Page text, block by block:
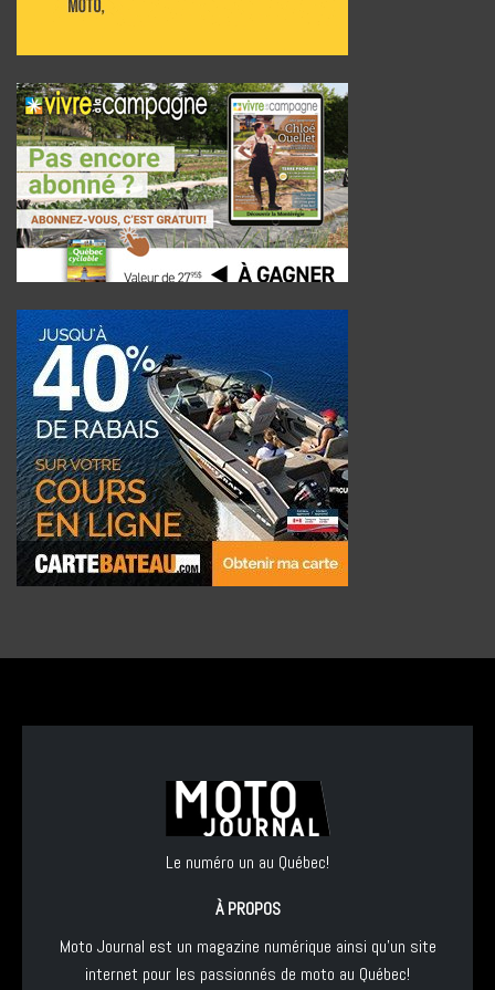
Le numéro un au Québec!
À PROPOS
Moto Journal est un magazine numérique ainsi qu'un site
internet pour les passionnés de moto au Québec!